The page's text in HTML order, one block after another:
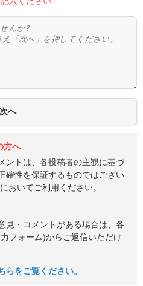
方へ
ントは、各投稿者の主観に基づ
確性を保証するものではござい
おいてご利用ください。
見・コメントがある場合は、各
フォーム)からご返信いただけ
をご覧ください。